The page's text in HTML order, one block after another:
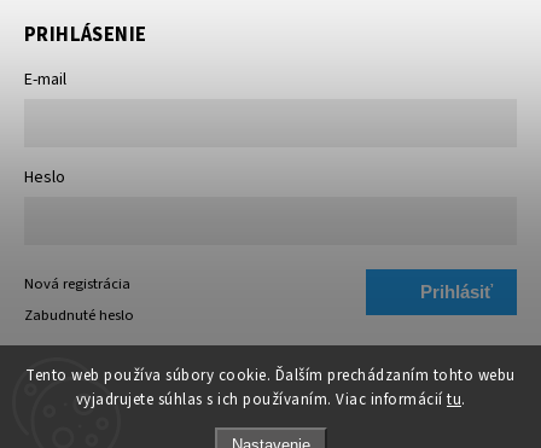
Tento web používa súbory cookie. Ďalším prechádzaním tohto webu
vyjadrujete súhlas s ich používaním. Viac informácií tu.
PRIHLÁSENIE
E-mail
Heslo
Prihlásiť
Nová registrácia
Zabudnuté heslo